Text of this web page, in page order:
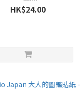
HK$24.00